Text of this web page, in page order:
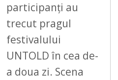
participanți au
trecut pragul
festivalului
UNTOLD în cea de-
a doua zi. Scena